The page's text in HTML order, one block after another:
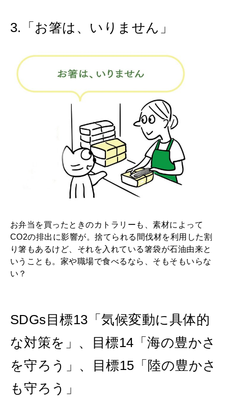
3.「お箸は、いりません」
お弁当を買ったときのカトラリーも、素材によって
CO2の排出に影響が。捨てられる間伐材を利用した割
り箸もあるけど、それを入れている箸袋が石油由来と
いうことも。家や職場で食べるなら、そもそもいらな
い？
SDGs目標13「気候変動に具体的
な対策を」、目標14「海の豊かさ
を守ろう」、目標15「陸の豊かさ
も守ろう」